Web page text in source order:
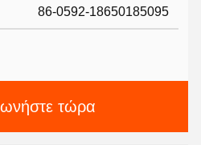
86-0592-18650185095
τώρα